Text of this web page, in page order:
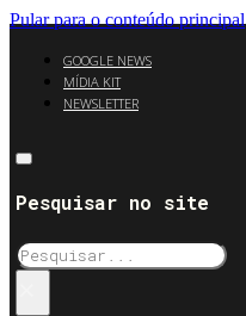
Pular para o conteúdo principal
GOOGLE NEWS
MÍDIA KIT
NEWSLETTER
Pesquisar no site
Pesquisar